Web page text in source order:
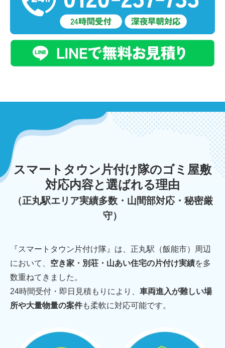
スマートタウン片付け隊のゴミ屋敷
対応内容と選ばれる理由
（正丸駅エリア実績多数・山間部対応・秘密厳
守）
『スマートタウン片付け隊』は、正丸駅（飯能市）周辺
において、 空き家・別荘・山あい住宅の片付け実績を多
数重ねてきました。
24時間受付・即日見積もりにより、 車両進入が難しい場
所や大量物量の案件も柔軟に対応可能です。